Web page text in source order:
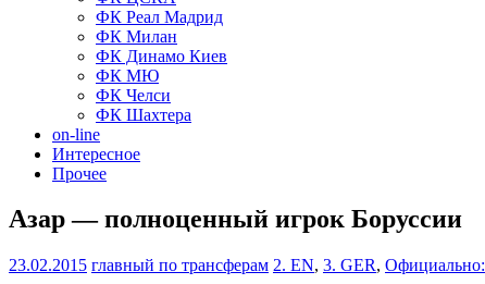
ФК Реал Мадрид
ФК Милан
ФК Динамо Киев
ФК МЮ
ФК Челси
ФК Шахтера
on-line
Интересное
Прочее
Азар — полноценный игрок Боруссии
23.02.2015 главный по трансферам 2. EN, 3. GER, Официально: